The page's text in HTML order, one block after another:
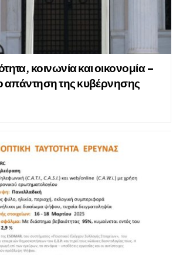
κοινωνία και οικονομία –
απάντηση της κυβέρνησης